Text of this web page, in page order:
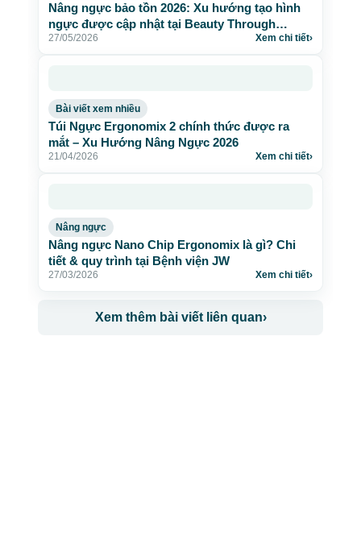
Nâng ngực bảo tồn 2026: Xu hướng tạo hình
ngực được cập nhật tại Beauty Through
Science
27/05/2026 Xem chi tiết›
Bài viết xem nhiều
Túi Ngực Ergonomix 2 chính thức được ra
mắt – Xu Hướng Nâng Ngực 2026
21/04/2026 Xem chi tiết›
Nâng ngực
Nâng ngực Nano Chip Ergonomix là gì? Chi
tiết & quy trình tại Bệnh viện JW
27/03/2026 Xem chi tiết›
Xem thêm bài viết liên quan›